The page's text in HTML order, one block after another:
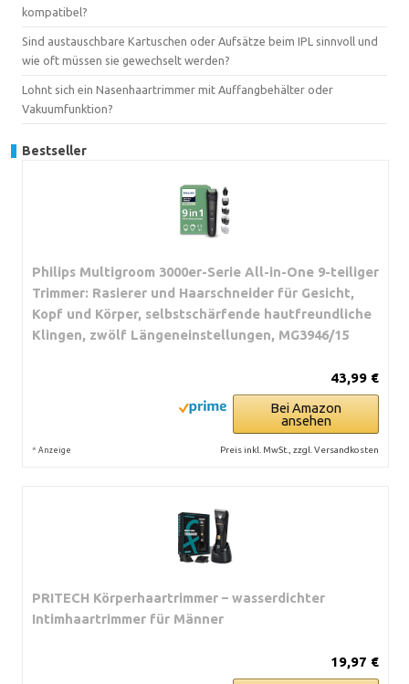
kompatibel?
Sind austauschbare Kartuschen oder Aufsätze beim IPL sinnvoll und
wie oft müssen sie gewechselt werden?
Lohnt sich ein Nasenhaartrimmer mit Auffangbehälter oder
Vakuumfunktion?
Bestseller
Philips Multigroom 3000er-Serie All-in-One 9-teiliger
Trimmer: Rasierer und Haarschneider für Gesicht,
Kopf und Körper, selbstschärfende hautfreundliche
Klingen, zwölf Längeneinstellungen, MG3946/15
43,99 €
Bei Amazon
ansehen
* Anzeige Preis inkl. MwSt., zzgl. Versandkosten
PRITECH Körperhaartrimmer – wasserdichter
Intimhaartrimmer für Männer
19,97 €